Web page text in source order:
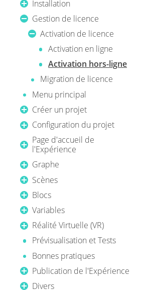
Installation
Gestion de licence
Activation de licence
Activation en ligne
Activation hors-ligne
Migration de licence
Menu principal
Créer un projet
Configuration du projet
Page d'accueil de
l'Expérience
Graphe
Scènes
Blocs
Variables
Réalité Virtuelle (VR)
Prévisualisation et Tests
Bonnes pratiques
Publication de l'Expérience
Divers